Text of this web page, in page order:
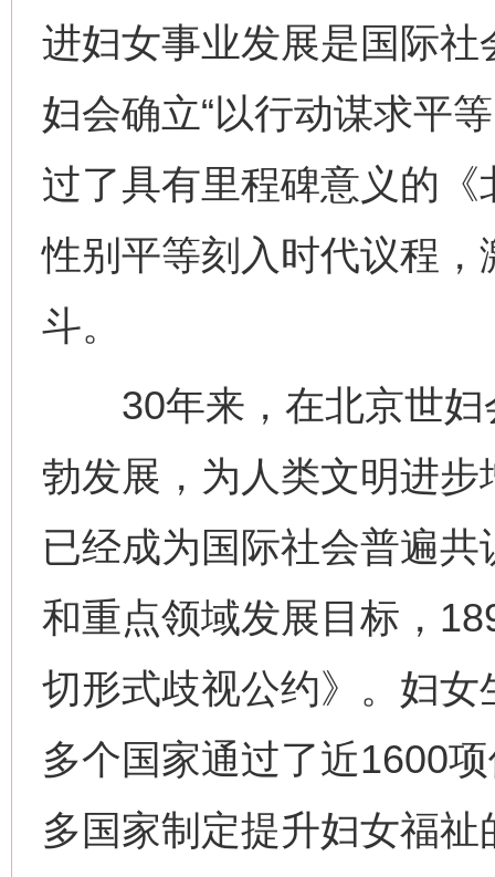
进妇女事业发展是国际
妇会确立“以行动谋求平
过了具有里程碑意义的
性别平等刻入时代议程
斗。
30年来，在北京世妇
勃发展，为人类文明进
已经成为国际社会普遍
和重点领域发展目标，
切形式歧视公约》。妇
多个国家通过了近1600
多国家制定提升妇女福